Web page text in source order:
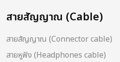
สายสัญญาณ (Cable)
สายสัญญาณ (Connector cable)
สายหูฟัง (Headphones cable)